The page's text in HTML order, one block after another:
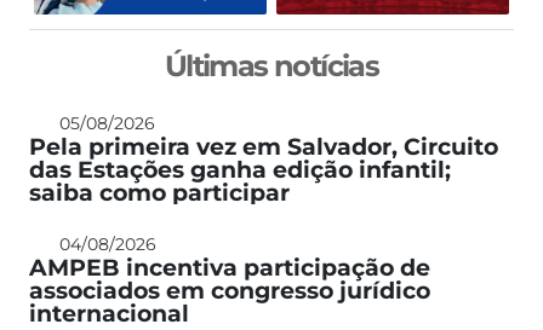
Últimas notícias
05/08/2026
Pela primeira vez em Salvador, Circuito
das Estações ganha edição infantil;
saiba como participar
04/08/2026
AMPEB incentiva participação de
associados em congresso jurídico
internacional